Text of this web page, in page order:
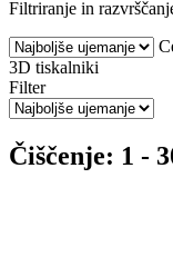
Filtriranje in
3D tiskalniki
Filter
Čiščenje: 1 -